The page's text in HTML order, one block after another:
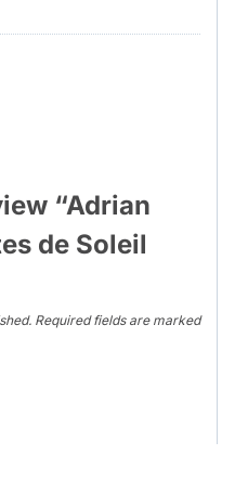
“Adrian
de Soleil
Required fields are marked